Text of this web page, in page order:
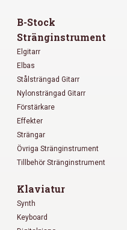
B-Stock
Stränginstrument
Elgitarr
Elbas
Stålsträngad Gitarr
Nylonsträngad Gitarr
Förstärkare
Effekter
Strängar
Övriga Stränginstrument
Tillbehör Stränginstrument
Klaviatur
Synth
Keyboard